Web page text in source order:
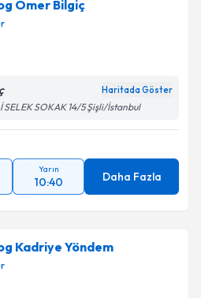
Ömer Bilgiç
SELEK SOKAK 14/5 Şişli/İstanbul
Yarın
10:40 Daha Fazla
Kadriye Yöndem